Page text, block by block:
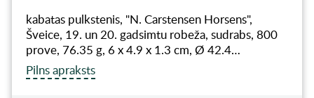
kabatas pulkstenis, "N. Carstensen Horsens",
Šveice, 19. un 20. gadsimtu robeža, sudrabs, 800
prove, 76.35 g, 6 x 4.9 x 1.3 cm, Ø 42.4…
Pilns apraksts